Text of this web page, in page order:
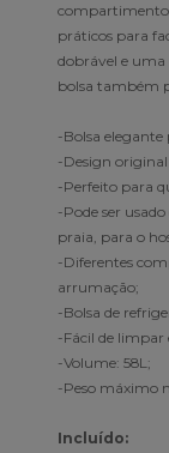
práticos para
dobrável e uma
bolsa também
-Bolsa
-Design
-Perfeito para
-Pode ser
praia, para o
-Diferentes
arrumação;
-Bolsa de
-Fácil de limpar
-Volume: 58L;
-Peso máximo
Incluído: